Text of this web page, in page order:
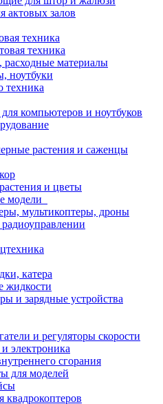
актовых залов
техника
техника
расходные материалы
ноутбуки
техника
компьютеров и ноутбуков
растения и саженцы
и цветы
модели
мультикоптеры, дроны
катера
жидкости
и зарядные устройства
и регуляторы скорости
электроника
сгорания
для моделей
квадрокоптеров